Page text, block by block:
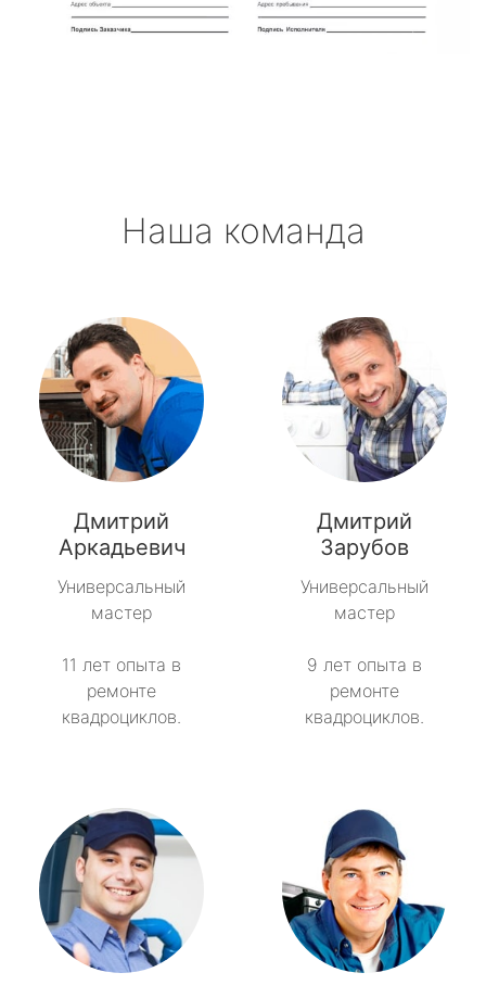
Наша команда
Дмитрий
Аркадьевич
Универсальный
мастер
11 лет опыта в
ремонте
квадроциклов.
Дмитрий
Зарубов
Универсальный
мастер
9 лет опыта в
ремонте
квадроциклов.